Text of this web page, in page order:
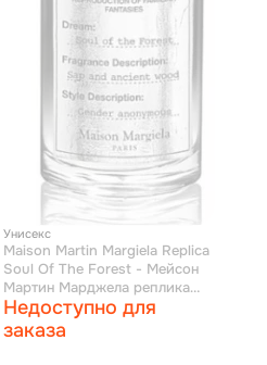
Унисекс
Maison Martin Margiela Replica
Soul Of The Forest - Мейсон
Мартин Марджела реплика
души леса парфюмерная вода
100 мл
Недоступно для
заказа